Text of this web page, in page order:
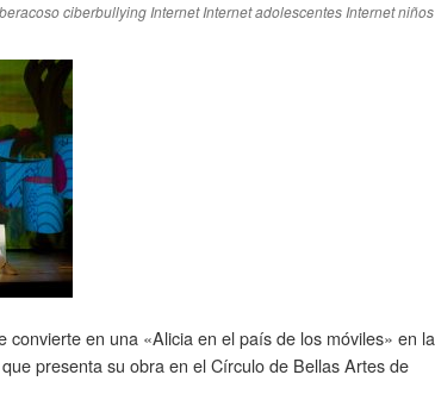
ciberbullying Internet Internet adolescentes Internet niños
convierte en una «Alicia en el país de los móviles» en la
presenta su obra en el Círculo de Bellas Artes de